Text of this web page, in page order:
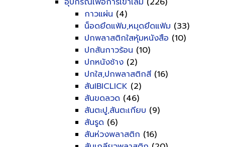
กาวแผ่น (4)
น็อดยึดแฟ้ม,หมุดยึดแฟ้ม (33)
ปกพลาสติกใสหุ้มหนังสือ (10)
ปกสันกาวร้อน (10)
ปกหนังช้าง (2)
ปกใส,ปกพลาสติกสี (16)
สันIBICLICK (2)
สันขดลวด (46)
สันตะปู,สันตะเกียบ (9)
สันรูด (6)
สันห่วงพลาสติก (16)